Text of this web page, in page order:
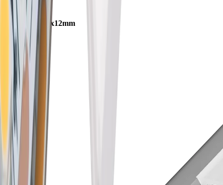
Mano profil
lxlxh 5800x20x12mm